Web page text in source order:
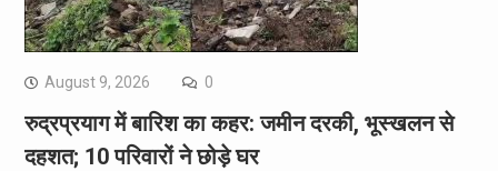
August 9, 2026 0
रुद्रप्रयाग में बारिश का कहर: जमीन दरकी, भूस्खलन से
दहशत; 10 परिवारों ने छोड़े घर